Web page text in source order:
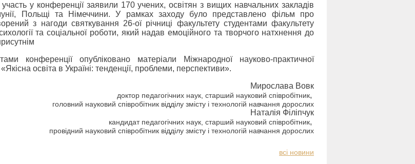
у конференції заявили 170 учених, освітян з вищих навчальних закладів
Польщі та Німеччини. У рамках заходу було представлено фільм про
з нагоди святкування 26-ої річниці факультету студентами факультету
та соціальної роботи, який надав емоційного та творчого натхнення до
конференції опубліковано матеріали Міжнародної науково-практичної
освіта в Україні: тенденції, проблеми, перспективи».
Мирослава Вовк
доктор педагогічних наук, старший науковий співробітник,
головний науковий співробітник відділу змісту і технологій навчання дорослих
Наталія Філіпчук
кандидат педагогічних наук, старший науковий співробітник,
провідний науковий співробітник відділу змісту і технологій навчання дорослих
всi новини